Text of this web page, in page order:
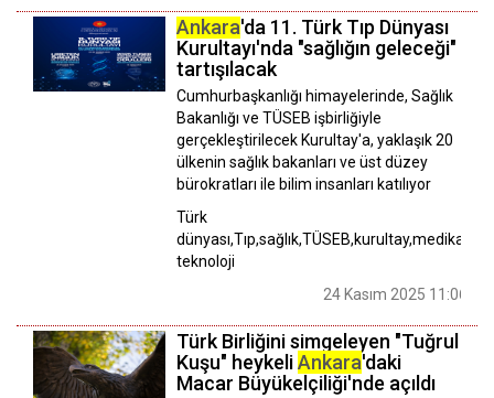
Ankara'da 11. Türk Tıp Dünyası
Kurultayı'nda "sağlığın geleceği"
tartışılacak
Cumhurbaşkanlığı himayelerinde, Sağlık
Bakanlığı ve TÜSEB işbirliğiyle
gerçekleştirilecek Kurultay'a, yaklaşık 20
ülkenin sağlık bakanları ve üst düzey
bürokratları ile bilim insanları katılıyor
Türk
dünyası,Tıp,sağlık,TÜSEB,kurultay,medikal
teknoloji
24 Kasım 2025 11:06
Türk Birliğini simgeleyen "Tuğrul
Kuşu" heykeliAnkara'daki
Macar Büyükelçiliği'nde açıldı